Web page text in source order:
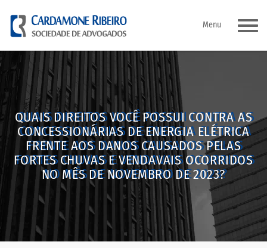
Pular
para
o
conteúdo
Menu
QUAIS DIREITOS VOCÊ POSSUI CONTRA AS
CONCESSIONÁRIAS DE ENERGIA ELÉTRICA
FRENTE AOS DANOS CAUSADOS PELAS
FORTES CHUVAS E VENDAVAIS OCORRIDOS
NO MÊS DE NOVEMBRO DE 2023?